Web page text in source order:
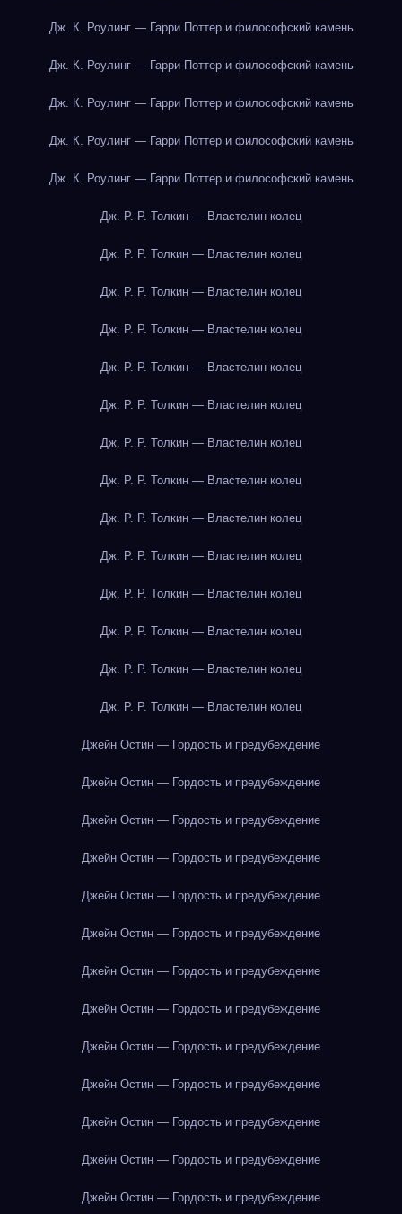
Дж. К. Роулинг — Гарри Поттер и философский камень
Дж. К. Роулинг — Гарри Поттер и философский камень
Дж. К. Роулинг — Гарри Поттер и философский камень
Дж. К. Роулинг — Гарри Поттер и философский камень
Дж. К. Роулинг — Гарри Поттер и философский камень
Дж. Р. Р. Толкин — Властелин колец
Дж. Р. Р. Толкин — Властелин колец
Дж. Р. Р. Толкин — Властелин колец
Дж. Р. Р. Толкин — Властелин колец
Дж. Р. Р. Толкин — Властелин колец
Дж. Р. Р. Толкин — Властелин колец
Дж. Р. Р. Толкин — Властелин колец
Дж. Р. Р. Толкин — Властелин колец
Дж. Р. Р. Толкин — Властелин колец
Дж. Р. Р. Толкин — Властелин колец
Дж. Р. Р. Толкин — Властелин колец
Дж. Р. Р. Толкин — Властелин колец
Дж. Р. Р. Толкин — Властелин колец
Дж. Р. Р. Толкин — Властелин колец
Джейн Остин — Гордость и предубеждение
Джейн Остин — Гордость и предубеждение
Джейн Остин — Гордость и предубеждение
Джейн Остин — Гордость и предубеждение
Джейн Остин — Гордость и предубеждение
Джейн Остин — Гордость и предубеждение
Джейн Остин — Гордость и предубеждение
Джейн Остин — Гордость и предубеждение
Джейн Остин — Гордость и предубеждение
Джейн Остин — Гордость и предубеждение
Джейн Остин — Гордость и предубеждение
Джейн Остин — Гордость и предубеждение
Джейн Остин — Гордость и предубеждение